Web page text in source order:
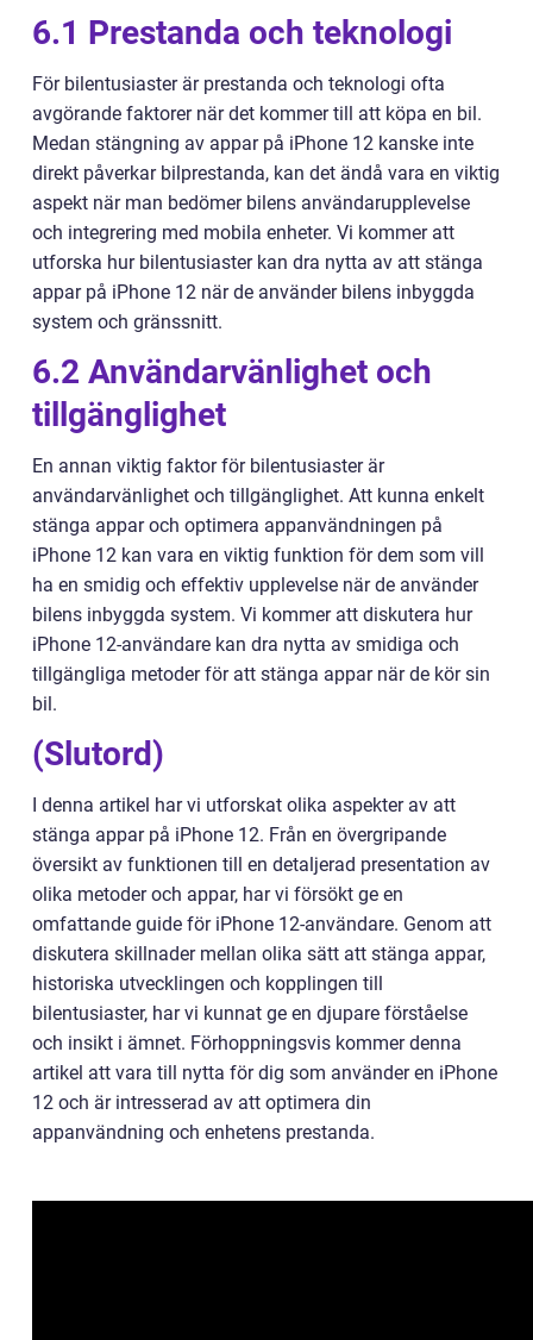
6.1 Prestanda och teknologi
För bilentusiaster är prestanda och teknologi ofta
avgörande faktorer när det kommer till att köpa en bil.
Medan stängning av appar på iPhone 12 kanske inte
direkt påverkar bilprestanda, kan det ändå vara en viktig
aspekt när man bedömer bilens användarupplevelse
och integrering med mobila enheter. Vi kommer att
utforska hur bilentusiaster kan dra nytta av att stänga
appar på iPhone 12 när de använder bilens inbyggda
system och gränssnitt.
6.2 Användarvänlighet och
tillgänglighet
En annan viktig faktor för bilentusiaster är
användarvänlighet och tillgänglighet. Att kunna enkelt
stänga appar och optimera appanvändningen på
iPhone 12 kan vara en viktig funktion för dem som vill
ha en smidig och effektiv upplevelse när de använder
bilens inbyggda system. Vi kommer att diskutera hur
iPhone 12-användare kan dra nytta av smidiga och
tillgängliga metoder för att stänga appar när de kör sin
bil.
(Slutord)
I denna artikel har vi utforskat olika aspekter av att
stänga appar på iPhone 12. Från en övergripande
översikt av funktionen till en detaljerad presentation av
olika metoder och appar, har vi försökt ge en
omfattande guide för iPhone 12-användare. Genom att
diskutera skillnader mellan olika sätt att stänga appar,
historiska utvecklingen och kopplingen till
bilentusiaster, har vi kunnat ge en djupare förståelse
och insikt i ämnet. Förhoppningsvis kommer denna
artikel att vara till nytta för dig som använder en iPhone
12 och är intresserad av att optimera din
appanvändning och enhetens prestanda.